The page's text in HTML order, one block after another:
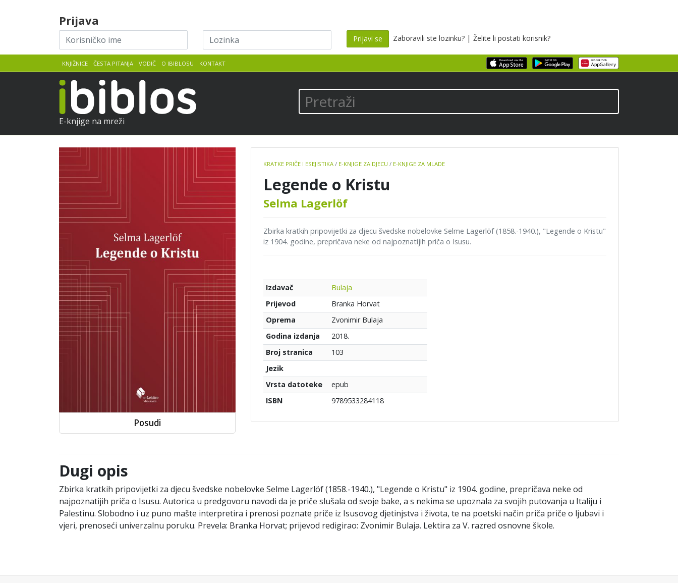
E-knjige na mreži
KNJIŽNICE ČESTA PITANJA VODIČ O IBIBLOSU KONTAKT
Prijava
Korisničko
ime
Lozinka Prijavi se Zaboravili ste lozinku? | Želite li postati korisnik?
Lagerlöf
Legende
Book
details
KRATKE PRIČE I ESEJISTIKA / E-KNJIGE ZA DJECU / E-KNJIGE ZA MLADE
Legende o Kristu
Selma Lagerlöf
Zbirka kratkih pripovijetki za djecu švedske nobelovke Selme Lagerlöf (1858.-1940.), "Legende o Kristu"
iz 1904. godine, prepričava neke od najpoznatijih priča o Isusu.
Izdavač
Bulaja
Prijevod
Branka Horvat
Oprema
Zvonimir Bulaja
Godina izdanja
2018.
Broj stranica
103
Jezik
Vrsta datoteke
epub
ISBN
9789533284118
Pretpregled
Posudi
Dugi opis
Zbirka kratkih pripovijetki za djecu švedske nobelovke Selme Lagerlöf (1858.-1940.), "Legende o Kristu" iz 1904. godine, prepričava neke od
najpoznatijih priča o Isusu. Autorica u predgovoru navodi da je priče slušala od svoje bake, a s nekima se upoznala za svojih putovanja u Italiju i
Palestinu. Slobodno i uz puno mašte interpretira i prenosi poznate priče iz Isusovog djetinjstva i života, te na poetski način priča priče o ljubavi i
vjeri, prenoseći univerzalnu poruku. Prevela: Branka Horvat; prijevod redigirao: Zvonimir Bulaja. Lektira za V. razred osnovne škole.